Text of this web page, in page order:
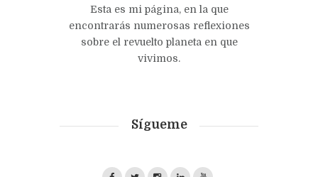
Esta es mi página, en la que
encontrarás numerosas reflexiones
sobre el revuelto planeta en que
vivimos.
Sígueme